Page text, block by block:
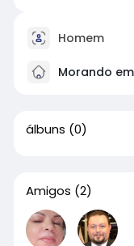
Homem
Morando em
álbuns (0)
Amigos (2)